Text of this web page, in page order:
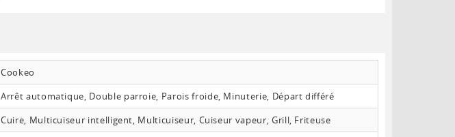
Cookeo
Arrêt automatique, Double parroie, Parois froide, Minuterie, Départ différé
Cuire, Multicuiseur intelligent, Multicuiseur, Cuiseur vapeur, Grill, Friteuse